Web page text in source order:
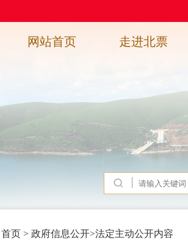
网站首页 走进北票
首页 > 政府信息公开>法定主动公开内容